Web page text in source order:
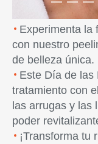
Experimenta la
con nuestro
de belleza única.
Este Día de las
tratamiento con
las arrugas y las
poder
¡Transforma tu